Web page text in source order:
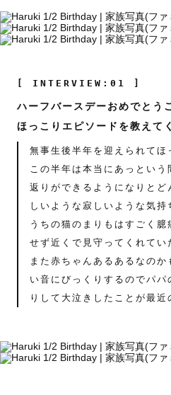
[ INTERVIEW:01 ]
ハーフバースデーおめでとう
ほっこりエピソードを教えて
無事生後半年を迎えられてほ
この半年は本当にあっとい
返りができるようになりと
しいような寂しいような気持
うちの猫のまりもはすごく
せず近くで見守ってくれてい
また赤ちゃんあるあるなのか
い音にびっくりするのでパパ
りして大泣きしたことが最近